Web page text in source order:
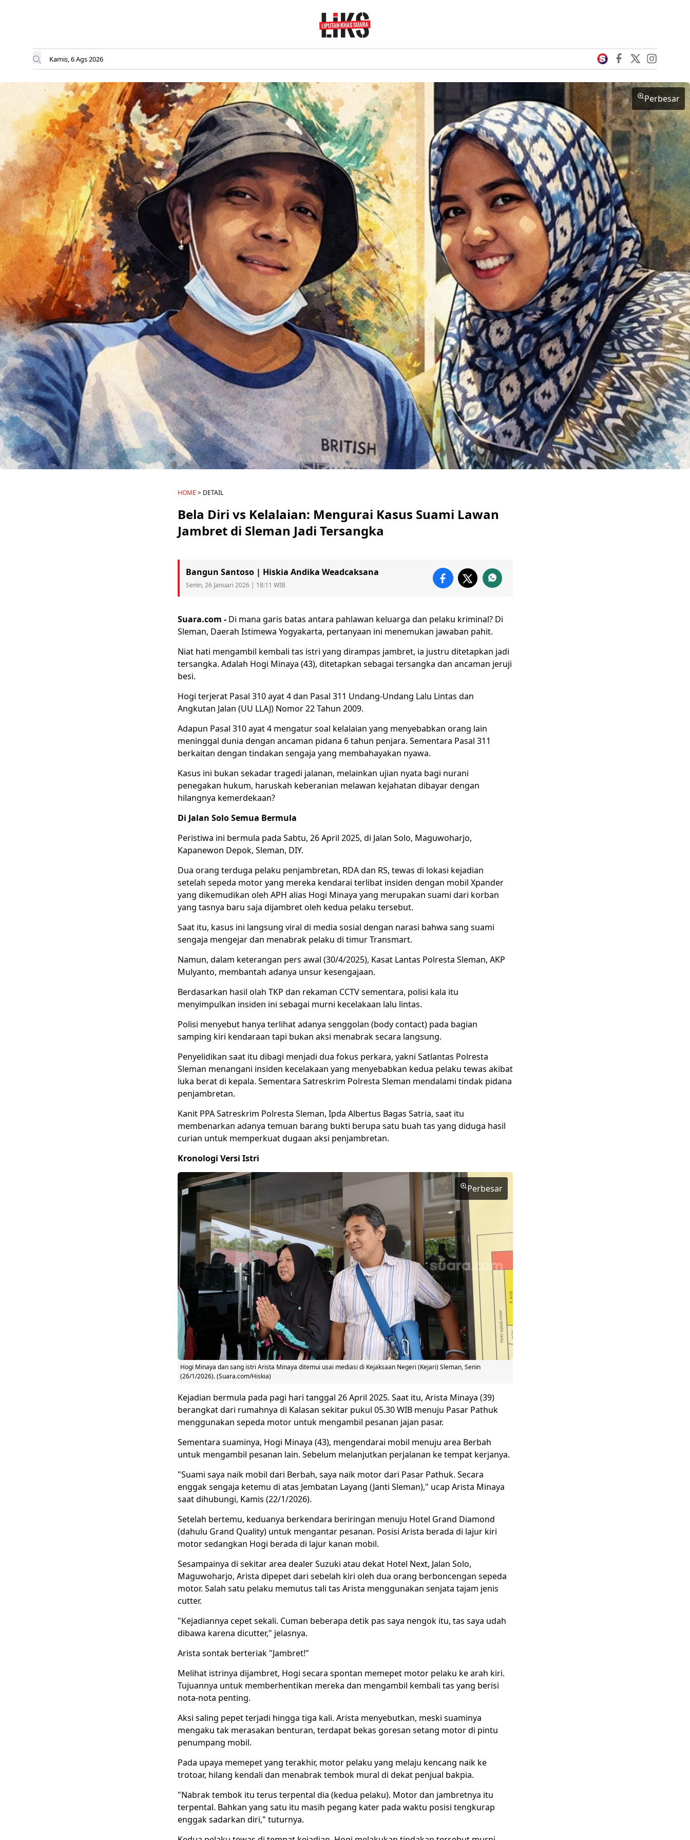
Kamis, 6 Ags 2026
Perbesar
HOME > DETAIL
Bela Diri vs Kelalaian: Mengurai Kasus Suami Lawan
Jambret di Sleman Jadi Tersangka
Bangun Santoso | Hiskia Andika Weadcaksana
Senin, 26 Januari 2026 | 18:11 WIB
Suara.com - Di mana garis batas antara pahlawan keluarga dan pelaku kriminal? Di
Sleman, Daerah Istimewa Yogyakarta, pertanyaan ini menemukan jawaban pahit.
Niat hati mengambil kembali tas istri yang dirampas jambret, ia justru ditetapkan jadi
tersangka. Adalah Hogi Minaya (43), ditetapkan sebagai tersangka dan ancaman jeruji
besi.
Hogi terjerat Pasal 310 ayat 4 dan Pasal 311 Undang-Undang Lalu Lintas dan
Angkutan Jalan (UU LLAJ) Nomor 22 Tahun 2009.
Adapun Pasal 310 ayat 4 mengatur soal kelalaian yang menyebabkan orang lain
meninggal dunia dengan ancaman pidana 6 tahun penjara. Sementara Pasal 311
berkaitan dengan tindakan sengaja yang membahayakan nyawa.
Kasus ini bukan sekadar tragedi jalanan, melainkan ujian nyata bagi nurani
penegakan hukum, haruskah keberanian melawan kejahatan dibayar dengan
hilangnya kemerdekaan?
Di Jalan Solo Semua Bermula
Peristiwa ini bermula pada Sabtu, 26 April 2025, di Jalan Solo, Maguwoharjo,
Kapanewon Depok, Sleman, DIY.
Dua orang terduga pelaku penjambretan, RDA dan RS, tewas di lokasi kejadian
setelah sepeda motor yang mereka kendarai terlibat insiden dengan mobil Xpander
yang dikemudikan oleh APH alias Hogi Minaya yang merupakan suami dari korban
yang tasnya baru saja dijambret oleh kedua pelaku tersebut.
Saat itu, kasus ini langsung viral di media sosial dengan narasi bahwa sang suami
sengaja mengejar dan menabrak pelaku di timur Transmart.
Namun, dalam keterangan pers awal (30/4/2025), Kasat Lantas Polresta Sleman, AKP
Mulyanto, membantah adanya unsur kesengajaan.
Berdasarkan hasil olah TKP dan rekaman CCTV sementara, polisi kala itu
menyimpulkan insiden ini sebagai murni kecelakaan lalu lintas.
Polisi menyebut hanya terlihat adanya senggolan (body contact) pada bagian
samping kiri kendaraan tapi bukan aksi menabrak secara langsung.
Penyelidikan saat itu dibagi menjadi dua fokus perkara, yakni Satlantas Polresta
Sleman menangani insiden kecelakaan yang menyebabkan kedua pelaku tewas akibat
luka berat di kepala. Sementara Satreskrim Polresta Sleman mendalami tindak pidana
penjambretan.
Kanit PPA Satreskrim Polresta Sleman, Ipda Albertus Bagas Satria, saat itu
membenarkan adanya temuan barang bukti berupa satu buah tas yang diduga hasil
curian untuk memperkuat dugaan aksi penjambretan.
Kronologi Versi Istri
Perbesar
Hogi Minaya dan sang istri Arista Minaya ditemui usai mediasi di Kejaksaan Negeri (Kejari) Sleman, Senin
(26/1/2026). (Suara.com/Hiskia)
Kejadian bermula pada pagi hari tanggal 26 April 2025. Saat itu, Arista Minaya (39)
berangkat dari rumahnya di Kalasan sekitar pukul 05.30 WIB menuju Pasar Pathuk
menggunakan sepeda motor untuk mengambil pesanan jajan pasar.
Sementara suaminya, Hogi Minaya (43), mengendarai mobil menuju area Berbah
untuk mengambil pesanan lain. Sebelum melanjutkan perjalanan ke tempat kerjanya.
"Suami saya naik mobil dari Berbah, saya naik motor dari Pasar Pathuk. Secara
enggak sengaja ketemu di atas Jembatan Layang (Janti Sleman)," ucap Arista Minaya
saat dihubungi, Kamis (22/1/2026).
Setelah bertemu, keduanya berkendara beriringan menuju Hotel Grand Diamond
(dahulu Grand Quality) untuk mengantar pesanan. Posisi Arista berada di lajur kiri
motor sedangkan Hogi berada di lajur kanan mobil.
Sesampainya di sekitar area dealer Suzuki atau dekat Hotel Next, Jalan Solo,
Maguwoharjo, Arista dipepet dari sebelah kiri oleh dua orang berboncengan sepeda
motor. Salah satu pelaku memutus tali tas Arista menggunakan senjata tajam jenis
cutter.
"Kejadiannya cepet sekali. Cuman beberapa detik pas saya nengok itu, tas saya udah
dibawa karena dicutter," jelasnya.
Arista sontak berteriak "Jambret!"
Melihat istrinya dijambret, Hogi secara spontan memepet motor pelaku ke arah kiri.
Tujuannya untuk memberhentikan mereka dan mengambil kembali tas yang berisi
nota-nota penting.
Aksi saling pepet terjadi hingga tiga kali. Arista menyebutkan, meski suaminya
mengaku tak merasakan benturan, terdapat bekas goresan setang motor di pintu
penumpang mobil.
Pada upaya memepet yang terakhir, motor pelaku yang melaju kencang naik ke
trotoar, hilang kendali dan menabrak tembok mural di dekat penjual bakpia.
"Nabrak tembok itu terus terpental dia (kedua pelaku). Motor dan jambretnya itu
terpental. Bahkan yang satu itu masih pegang kater pada waktu posisi tengkurap
enggak sadarkan diri," tuturnya.